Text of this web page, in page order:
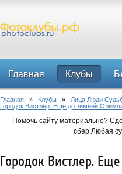
Главная Клубы
Форум
Главная » Клубы » Лица Люди
Городок Вистлер. Еще до зимней
Помочь сайту материально?
сбер.Любая
Городок Вистлер.